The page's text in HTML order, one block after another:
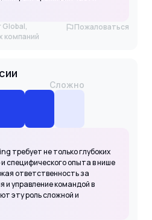
Global,
компаний
Пожаловаться
Сложно
требует не только глубоких
специфического опыта в нише
ответственность за
и управление командой в
эту роль сложной и